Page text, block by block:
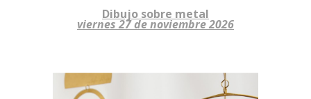
Dibujo sobre metal
viernes 27 de noviembre2026